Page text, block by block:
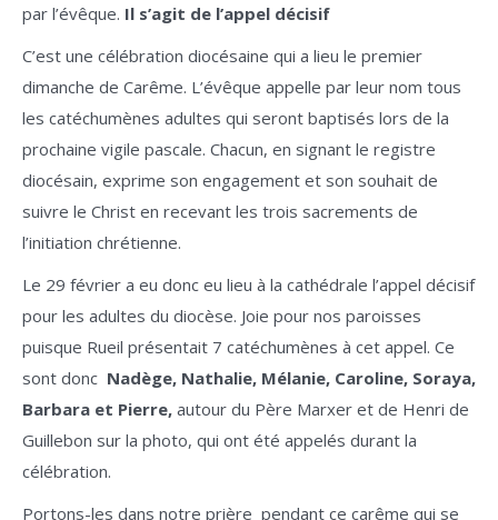
par l’évêque. Il s’agit de l’appel décisif
C’est une célébration diocésaine qui a lieu le premier
dimanche de Carême. L’évêque appelle par leur nom tous
les catéchumènes adultes qui seront baptisés lors de la
prochaine vigile pascale. Chacun, en signant le registre
diocésain, exprime son engagement et son souhait de
suivre le Christ en recevant les trois sacrements de
l’initiation chrétienne.
Le 29 février a eu donc eu lieu à la cathédrale l’appel décisif
pour les adultes du diocèse. Joie pour nos paroisses
puisque Rueil présentait 7 catéchumènes à cet appel. Ce
sont donc Nadège, Nathalie, Mélanie, Caroline, Soraya,
Barbara et Pierre, autour du Père Marxer et de Henri de
Guillebon sur la photo, qui ont été appelés durant la
célébration.
Portons-les dans notre prière pendant ce carême qui se